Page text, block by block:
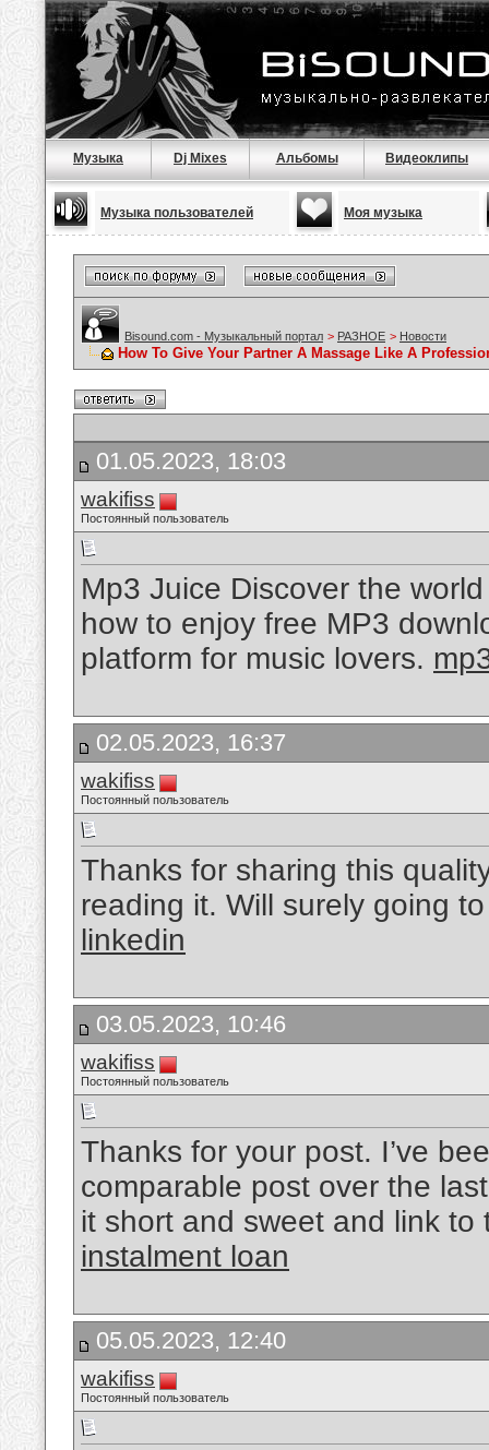
Музыка Dj Mixes Альбомы Видеоклипы
Музыка пользователей Моя музыка
Bisound.com - Музыкальный портал > РАЗНОЕ > Новости
How To Give Your Partner A Massage Like A
01.05.2023, 18:03
wakifiss
Постоянный пользователь
Mp3 Juice Discover the
how to enjoy free MP3
platform for music lovers.
02.05.2023, 16:37
wakifiss
Постоянный пользователь
Thanks for sharing this
reading it. Will surely going
linkedin
03.05.2023, 10:46
wakifiss
Постоянный пользователь
Thanks for your post. I’ve
comparable post over the
it short and sweet and link
instalment loan
05.05.2023, 12:40
wakifiss
Постоянный пользователь